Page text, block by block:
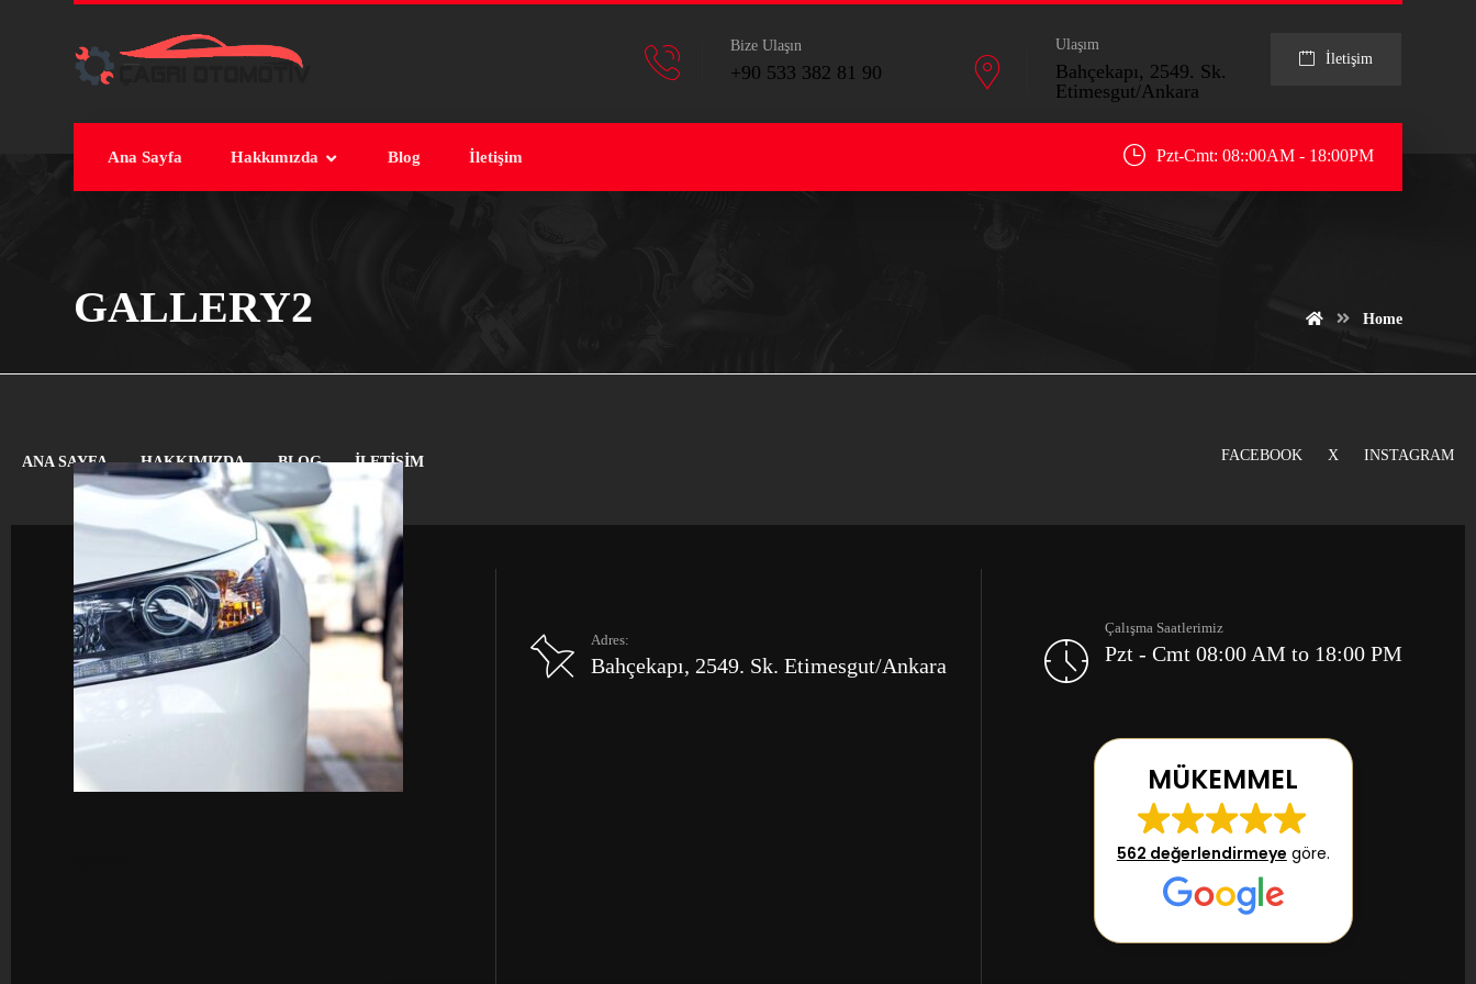
İletişim
Ulaşım
Bahçekapı, 2549. Sk.
Etimesgut/Ankara
Bize Ulaşın
+90 533 382 81 90
Ana Sayfa Hakkımızda Blog İletişim Pzt-Cmt: 08::00AM - 18:00PM
GALLERY2 Home
ANA SAYFA HAKKIMIZDA BLOG İLETIŞIM FACEBOOK X INSTAGRAM
İLETİŞİM
+90 533 382 81 90
Adres:
Bahçekapı, 2549. Sk. Etimesgut/Ankara
Çalışma Saatlerimiz
Pzt - Cmt 08:00 AM to 18:00 PM
MÜKEMMEL
562 değerlendirmeye göre.